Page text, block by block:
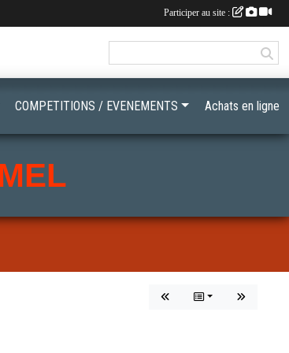
COMPETITIONS / EVENEMENTS Achats en ligne
Participer au site :